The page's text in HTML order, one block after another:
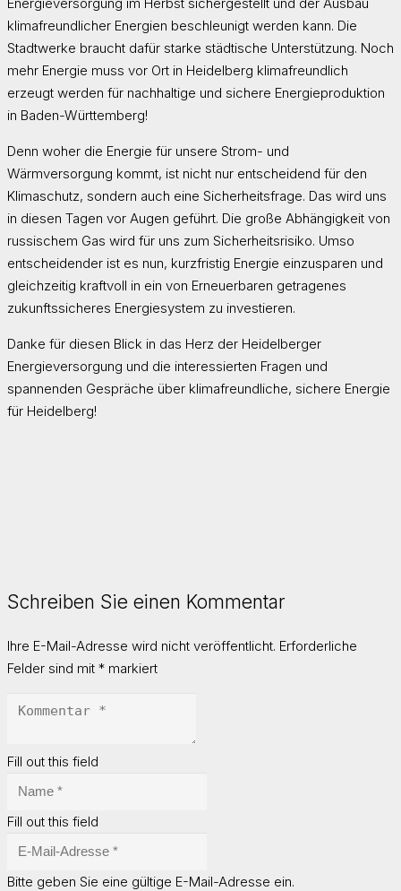
klimafreundlicher Energien beschleunigt werden kann. Die
Stadtwerke braucht dafür starke städtische Unterstützung. Noch
mehr Energie muss vor Ort in Heidelberg klimafreundlich
erzeugt werden für nachhaltige und sichere Energieproduktion
in Baden-Württemberg!
Denn woher die Energie für unsere Strom- und
Wärmversorgung kommt, ist nicht nur entscheidend für den
Klimaschutz, sondern auch eine Sicherheitsfrage. Das wird uns
in diesen Tagen vor Augen geführt. Die große Abhängigkeit von
russischem Gas wird für uns zum Sicherheitsrisiko. Umso
entscheidender ist es nun, kurzfristig Energie einzusparen und
gleichzeitig kraftvoll in ein von Erneuerbaren getragenes
zukunftssicheres Energiesystem zu investieren.
Danke für diesen Blick in das Herz der Heidelberger
Energieversorgung und die interessierten Fragen und
spannenden Gespräche über klimafreundliche, sichere Energie
für Heidelberg!
Schreiben Sie einen Kommentar
Ihre E-Mail-Adresse wird nicht veröffentlicht. Erforderliche
Felder sind mit * markiert
Fill out this field
Fill out this field
Bitte geben Sie eine gültige E-Mail-Adresse ein.